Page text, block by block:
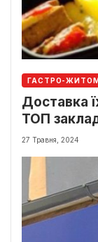
ГАСТРО-
Доставка
ТОП
27 Травня, 2024